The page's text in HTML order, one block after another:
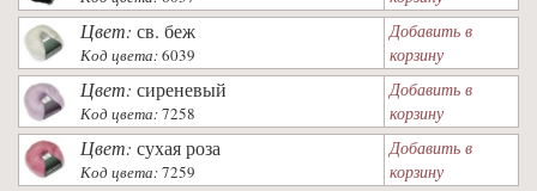
Цвет: св. беж
Код цвета:6039
Добавить в
корзину
Цвет: сиреневый
Код цвета:7258
Добавить в
корзину
Цвет: сухая роза
Код цвета:7259
Добавить в
корзину